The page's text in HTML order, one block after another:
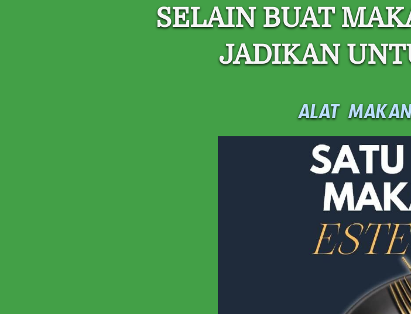
SELAIN BUAT
JADIKAN
ALAT